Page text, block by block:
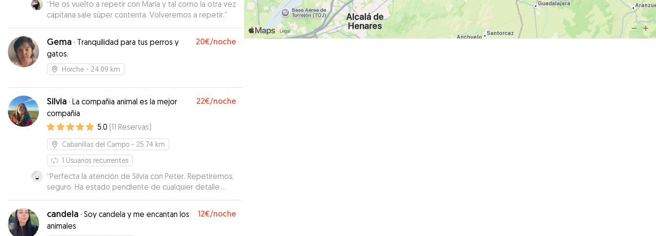
“He os vuelto a repetir con María y tal como la otra vez
capitana sale súper contenta. Volveremos a repetir.”
Gema · Tranquilidad para tus perros y
gatos.
20€/noche
Horche - 24.09 km
Silvia · La compañia animal es la mejor
compañia
22€/noche
5.0 (11 Reservas)
Cabanillas del Campo - 25.74 km
1 Usuarios recurrentes
“Perfecta la atención de Silvia con Peter. Repetiremos,
seguro. Ha estado pendiente de cualquier detalle.
Recomendable 100%.”
candela · Soy candela y me encantan los
animales
12€/noche